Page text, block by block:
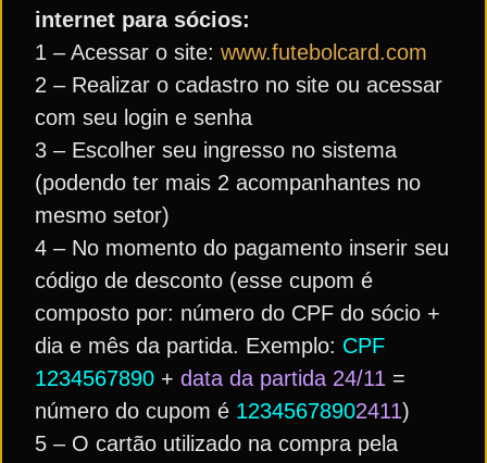
internet para sócios:
1 – Acessar o site: www.futebolcard.com
2 – Realizar o cadastro no site ou acessar
com seu login e senha
3 – Escolher seu ingresso no sistema
(podendo ter mais 2 acompanhantes no
mesmo setor)
4 – No momento do pagamento inserir seu
código de desconto (esse cupom é
composto por: número do CPF do sócio +
dia e mês da partida. Exemplo: CPF
1234567890 + data da partida 24/11 =
número do cupom é 12345678902411)
5 – O cartão utilizado na compra pela